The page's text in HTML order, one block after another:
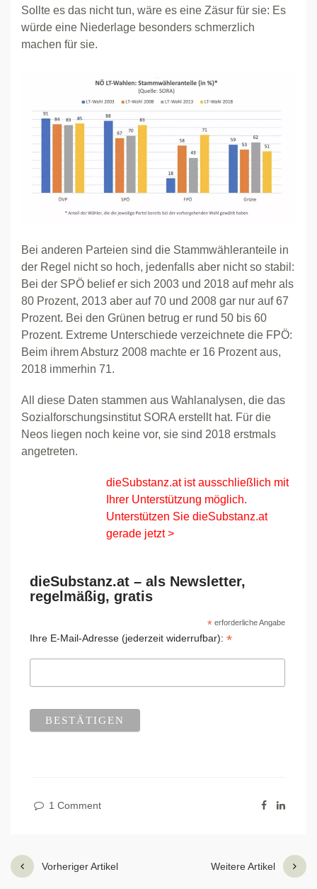
Sollte es das nicht tun, wäre es eine Zäsur für sie: Es
würde eine Niederlage besonders schmerzlich
machen für sie.
Bei anderen Parteien sind die Stammwähleranteile in
der Regel nicht so hoch, jedenfalls aber nicht so stabil:
Bei der SPÖ belief er sich 2003 und 2018 auf mehr als
80 Prozent, 2013 aber auf 70 und 2008 gar nur auf 67
Prozent. Bei den Grünen betrug er rund 50 bis 60
Prozent. Extreme Unterschiede verzeichnete die FPÖ:
Beim ihrem Absturz 2008 machte er 16 Prozent aus,
2018 immerhin 71.
All diese Daten stammen aus Wahlanalysen, die das
Sozialforschungsinstitut SORA erstellt hat. Für die
Neos liegen noch keine vor, sie sind 2018 erstmals
angetreten.
dieSubstanz.at ist ausschließlich mit
Ihrer Unterstützung möglich.
Unterstützen Sie dieSubstanz.at
gerade jetzt >
dieSubstanz.at – als Newsletter,
regelmäßig, gratis
*erforderliche Angabe
Ihre E-Mail-Adresse (jederzeit widerrufbar): *
1 Comment
Vorheriger Artikel Weitere Artikel